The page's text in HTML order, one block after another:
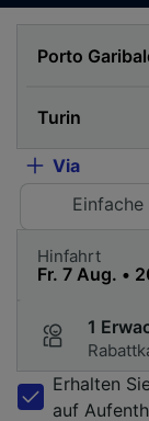
Via
Einfache
Hinfahrt
1
Erhalten
auf